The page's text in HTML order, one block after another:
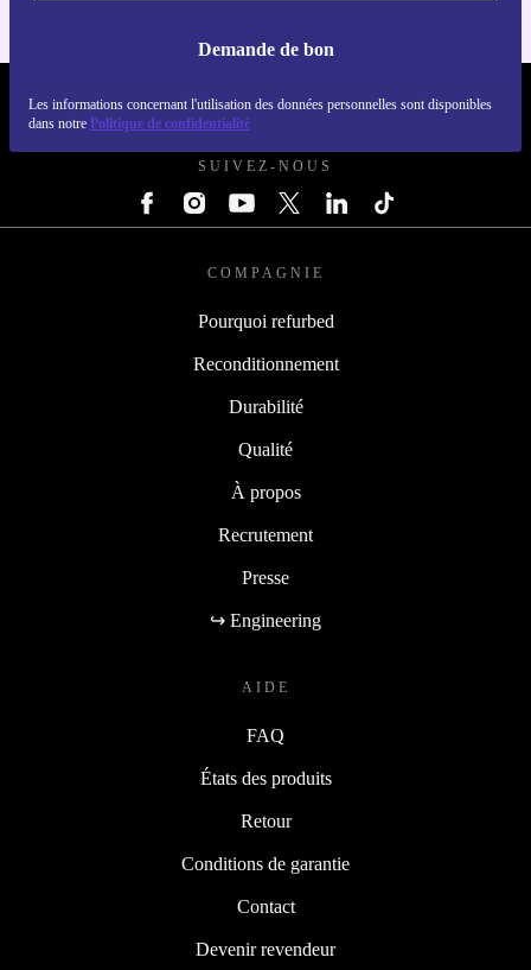
Politique de confidentialité
REFURBED BELGIQUE - RETHINK NEW.
SUIVEZ-NOUS
COMPAGNIE
Pourquoi refurbed
Reconditionnement
Durabilité
Qualité
À propos
Recrutement
Presse
↪ Engineering
AIDE
FAQ
États des produits
Retour
Conditions de garantie
Contact
Devenir revendeur